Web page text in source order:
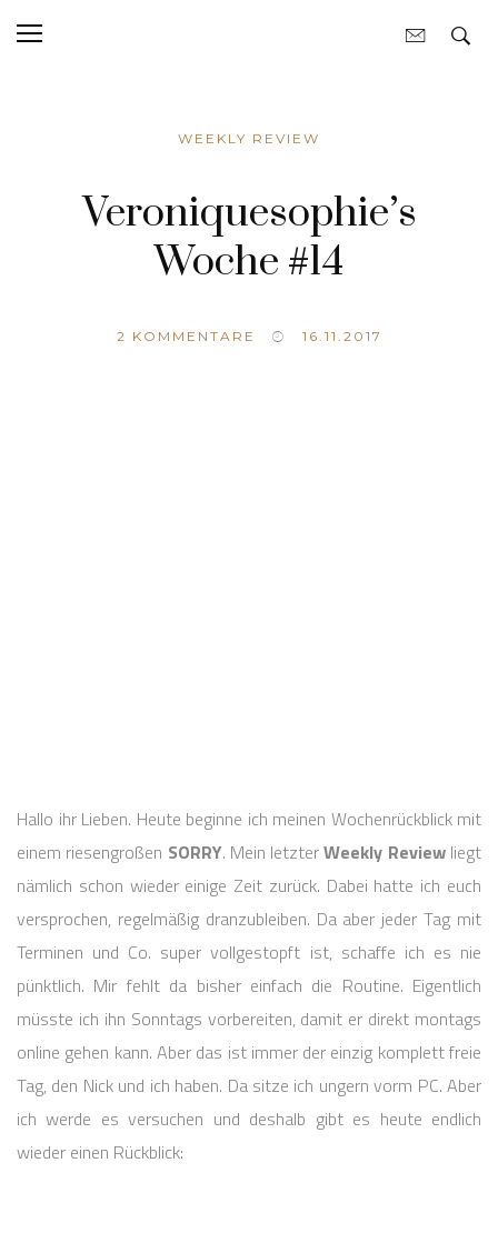
WEEKLY REVIEW
Veroniquesophie’s
Woche #14
2 KOMMENTARE 16.11.2017
Hallo ihr Lieben. Heute beginne ich meinen Wochenrückblick mit
einem riesengroßen SORRY. Mein letzterWeekly Reviewliegt
nämlich schon wieder einige Zeit zurück. Dabei hatte ich euch
versprochen, regelmäßig dranzubleiben. Da aber jeder Tag mit
Terminen und Co. super vollgestopft ist, schaffe ich es nie
pünktlich. Mir fehlt da bisher einfach die Routine. Eigentlich
müsste ich ihn Sonntags vorbereiten, damit er direkt montags
online gehen kann. Aber das ist immer der einzig komplett freie
Tag, den Nick und ich haben. Da sitze ich ungern vorm PC. Aber
ich werde es versuchen und deshalb gibt es heute endlich
wieder einen Rückblick: